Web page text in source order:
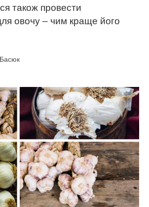
також провести
овочу – чим краще його